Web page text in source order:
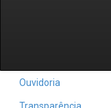
Ouvidoria